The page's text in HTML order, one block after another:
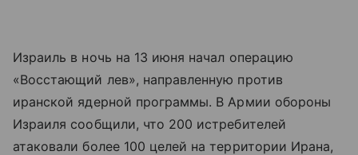
Израиль в ночь на 13 июня начал операцию
«Восстающий лев», направленную против
иранской ядерной программы. В Армии обороны
Израиля сообщили, что 200 истребителей
атаковали более 100 целей на территории Ирана,